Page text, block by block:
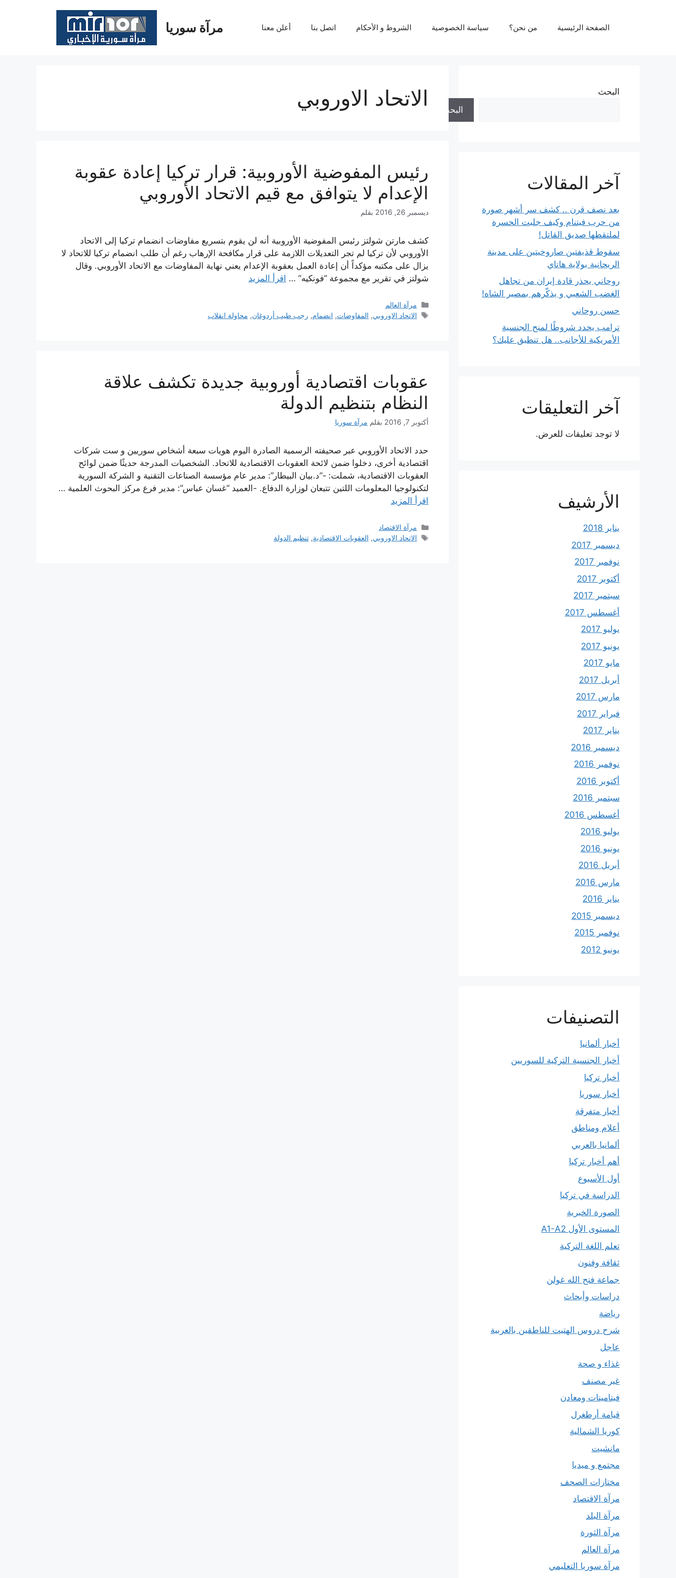
مرآة سوريا الصفحة الرئيسية من نحن؟ سياسة الخصوصية الشروط و الأحكام اتصل بنا أعلن معنا
الاتحاد الاوروبي
رئيس المفوضية الأوروبية: قرار تركيا إعادة عقوبة
الإعدام لا يتوافق مع قيم الاتحاد الأوروبي
ديسمبر 26, 2016 بقلم
كشف مارتن شولتز رئيس المفوضية الأوروبية أنه لن يقوم بتسريع مفاوضات انضمام تركيا إلى الاتحاد
الأوروبي لأن تركيا لم تجر التعديلات اللازمة على قرار مكافحة الإرهاب رغم أن طلب انضمام تركيا للاتحاد لا
يزال على مكتبه مؤكداً أن إعادة العمل بعقوبة الإعدام يعني نهاية المفاوضات مع الاتحاد الأوروبي. وقال
شولتز في تقرير مع مجموعة “فونكيه” … اقرأ المزيد
التصنيفات
مرآة العالم
الوسوم
الاتحاد الاوروبي, المفاوضات, انضمام, رجب طيب أردوغان, محاولة انقلاب
عقوبات اقتصادية أوروبية جديدة تكشف علاقة
النظام بتنظيم الدولة
أكتوبر 7, 2016 بقلم مرآة سوريا
حدد الاتحاد الأوروبي عبر صحيفته الرسمية الصادرة اليوم هويات سبعة أشخاص سوريين و ست شركات
اقتصادية أخرى، دخلوا ضمن لائحة العقوبات الاقتصادية للاتحاد. الشخصيات المدرجة حديثًا ضمن لوائح
العقوبات الاقتصادية، شملت: -“د.بيان البيطار”: مدير عام مؤسسة الصناعات التقنية و الشركة السورية
لتكنولوجيا المعلومات اللتين تتبعان لوزارة الدفاع. -العميد “غسان عباس”: مدير فرع مركز البحوث العلمية …
اقرأ المزيد
التصنيفات
مرآة الاقتصاد
الوسوم
الاتحاد الاوروبي, العقوبات الاقتصادية,تنظيم الدولة
البحث
البحث
آخر المقالات
بعد نصف قرن .. كشف سر أشهر صورة
من حرب فيتنام وكيف جلبت الحسرة
لملتقطها صديق القاتل!
سقوط قذيفتين صاروخيتين على مدينة
الريحانية بولاية هاتاي
روحاني يحذر قادة إيران من تجاهل
الغضب الشعبي و يذكّرهم بمصير الشاه!
حسن روحاني
ترامب يحدد شروطًا لمنح الجنسية
الأمريكية للأجانب.. هل تنطبق عليك؟
آخر التعليقات
لا توجد تعليقات للعرض.
الأرشيف
يناير 2018
ديسمبر 2017
نوفمبر 2017
أكتوبر 2017
سبتمبر 2017
أغسطس 2017
يوليو 2017
يونيو 2017
مايو 2017
أبريل 2017
مارس 2017
فبراير 2017
يناير 2017
ديسمبر 2016
نوفمبر 2016
أكتوبر 2016
سبتمبر 2016
أغسطس 2016
يوليو 2016
يونيو 2016
أبريل 2016
مارس 2016
يناير 2016
ديسمبر 2015
نوفمبر 2015
يونيو 2012
التصنيفات
أخبار ألمانيا
أخبار الجنسية التركية للسوريين
أخبار تركيا
أخبار سوريا
أخبار متفرقة
أعلام ومناطق
ألمانيا بالعربي
أهم أخبار تركيا
أول الأسبوع
الدراسة في تركيا
الصورة الخبرية
المستوى الأول A1-A2
تعلم اللغة التركية
ثقافة وفنون
جماعة فتح الله غولن
دراسات وأبحاث
رياضة
شرح دروس الهتيت للناطقين بالعربية
عاجل
غذاء و صحة
غير مصنف
فيتامينات ومعادن
قيامة أرطغرل
كوريا الشمالية
مانشيت
مجتمع و ميديا
مختارات الصحف
مرآة الاقتصاد
مرآة البلد
مرآة الثورة
مرآة العالم
مرآة سوريا التعليمي